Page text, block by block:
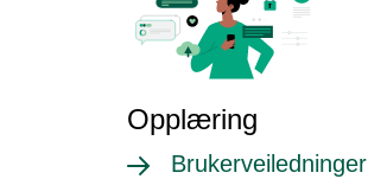
Opplæring
Brukerveiledninger